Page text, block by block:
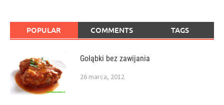
POPULAR COMMENTS TAGS
Gołąbki bez zawijania
26 marca, 2012